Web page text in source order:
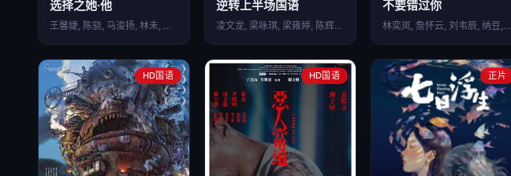
选择之她·他
王馨婕, 陈骁, 马浚扬, 林未, 梁潇雁, 陈庭尉, …
逆转上半场国语
凌文龙, 梁咏琪, 梁雍婷, 陈辉虹, 陈湛文, 朱栢康
不要错过你
林奕岚, 詹怀云, 刘韦辰, 纳豆, 阳靓, 段钧豪, …
HD国语 HD国语 正片